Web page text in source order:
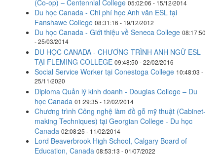
(Co-op) – Centennial College 05:02:06 - 15/12/2014
Du học Canada - Chi phí học Anh văn ESL tại
Fanshawe College 08:31:16 - 19/12/2012
Du học Canada - Giới thiệu về Seneca College 08:17:50
- 25/03/2014
DU HỌC CANADA - CHƯƠNG TRÌNH ANH NGỮ ESL
TẠI FLEMING COLLEGE 09:48:50 - 22/02/2016
Social Service Worker tại Conestoga College 10:48:03 -
25/11/2020
Diploma Quản lý kinh doanh - Douglas College – Du
học Canada 01:29:35 - 12/02/2014
Chương trình Công nghệ làm đồ gỗ mỹ thuật (Cabinet-
making Techniques) tại Georgian College - Du học
Canada 02:08:25 - 11/02/2014
Lord Beaverbrook High School, Calgary Board of
Education, Canada 08:53:13 - 01/07/2022